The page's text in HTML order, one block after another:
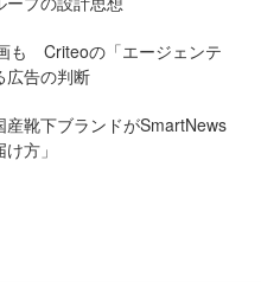
も Criteoの「エージェンテ
広告の判断
靴下ブランドがSmartNews
方」